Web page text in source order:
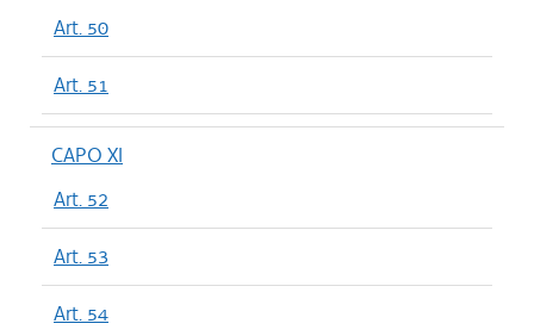
Art. 50
Art. 51
CAPO XI
Art. 52
Art. 53
Art. 54